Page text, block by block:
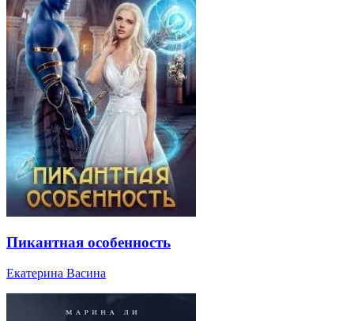
Пикантная особенность
Екатерина Васина